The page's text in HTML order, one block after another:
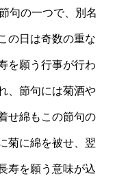
句の一つで、別名
の日は奇数の重な
を願う行事が行わ
、節句には菊酒や
せ綿もこの節句の
菊に綿を被せ、翌
寿を願う意味が込